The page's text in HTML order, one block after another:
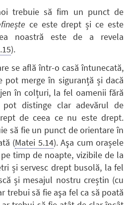
trebuie să fim un punct de
ce este drept și ce este
noastră este de a revela
).
se află într-o casă întunecată,
pot merge în siguranță și dacă
în colțuri, la fel oamenii fără
distinge clar adevărul de
de ceea ce nu este drept.
să fie un punct de orientare în
(Matei 5.14). Aşa cum orașele
pe timp de noapte, vizibile de la
și servesc drept busolă, la fel
și mesajul nostru creștin (cu
trebui să fie aşa fel ca să poată